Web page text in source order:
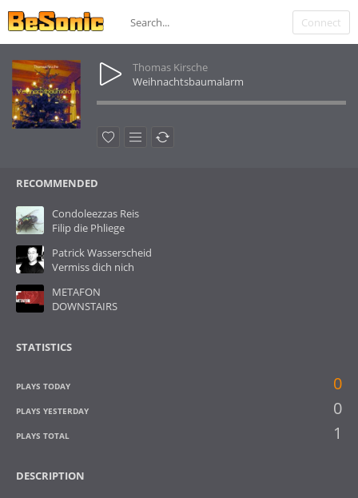
Connect
Thomas Kirsche
Weihnachtsbaumalarm
RECOMMENDED
Condoleezzas Reis
Filip die Phliege
Patrick Wasserscheid
Vermiss dich nich
METAFON
DOWNSTAIRS
STATISTICS
PLAYS TODAY 0
PLAYS YESTERDAY 0
PLAYS TOTAL 1
DESCRIPTION